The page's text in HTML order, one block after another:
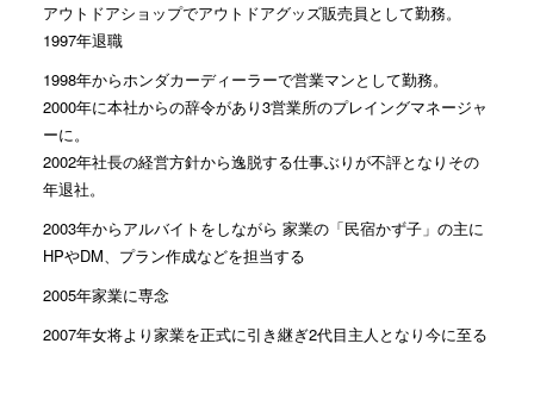
アウトドアショップでアウトドアグッズ販売員として勤務。
1997年退職
1998年からホンダカーディーラーで営業マンとして勤務。
2000年に本社からの辞令があり3営業所のプレイングマネージャ
ーに。
2002年社長の経営方針から逸脱する仕事ぶりが不評となりその
年退社。
2003年からアルバイトをしながら 家業の「民宿かず子」の主に
HPやDM、プラン作成などを担当する
2005年家業に専念
2007年女将より家業を正式に引き継ぎ2代目主人となり今に至る